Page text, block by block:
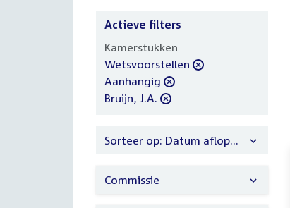
Verfijn
uw
resultaten
Actieve filters
Kamerstukken
verwijder
filter
Wetsvoorstellen
verwijder
filter
Aanhangig
verwijder
Bruijn, J.A.
Sorteer op: Datum aflopend
Commissie